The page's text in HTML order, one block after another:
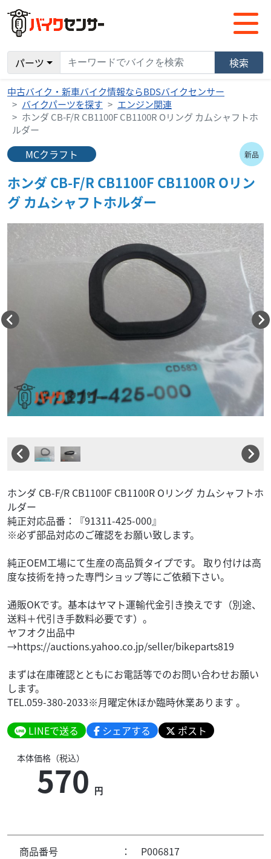
パーツ 検索
中古バイク・新車バイク情報ならBDSバイクセンサー
バイクパーツを探す
エンジン関連
ホンダ CB-F/R CB1100F CB1100R Oリング カムシャフトホ
ルダー
MCクラフト
ホンダ CB-F/R CB1100F CB1100R Oリン
グ カムシャフトホルダー
ホンダ CB-F/R CB1100F CB1100R Oリング カムシャフトホ
ルダー
純正対応品番：『91311-425-000』
※必ず部品対応のご確認をお願い致します。
純正OEM工場にて生産の高品質タイプです。 取り付けは高
度な技術を持った専門ショップ等にご依頼下さい。
通販OKです。基本はヤマト運輸代金引き換えです（別途、
送料＋代引き手数料必要です）。
ヤフオク出品中
→https://auctions.yahoo.co.jp/seller/bikeparts819
まずは在庫確認とともにお電話等でのお問い合わせお願い
します。
TEL.059-380-2033※月曜定休ほか臨時休業あります 。
新品
LINEで送る シェアする ポスト
本体価格（税込）
570 円
商品番号 ： P006817